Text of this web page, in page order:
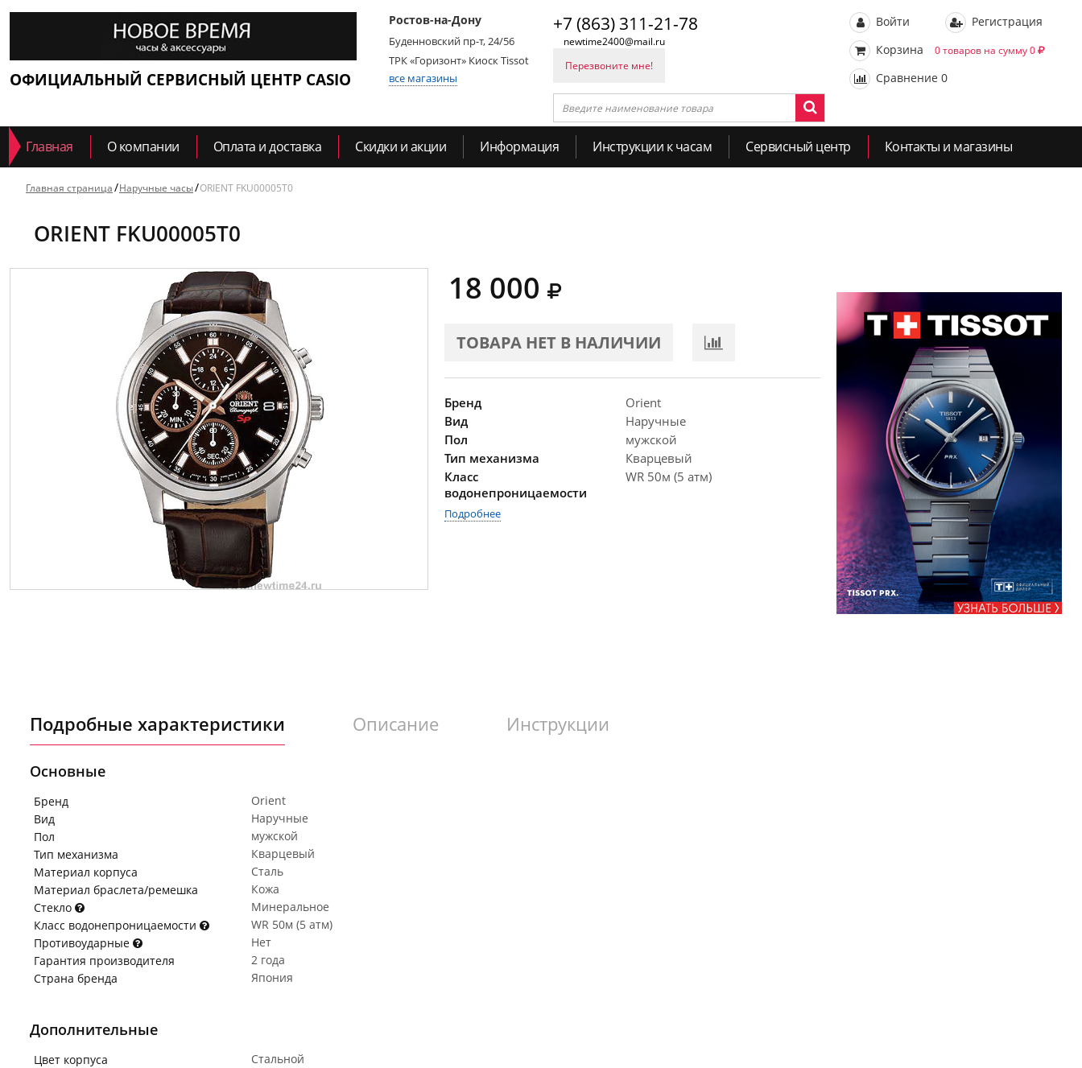
ОФИЦИАЛЬНЫЙ СЕРВИСНЫЙ ЦЕНТР CASIO
Ростов-на-Дону
Буденновский пр-т, 24/56
ТРК «Горизонт» Киоск Tissot
все магазины
+7 (863) 311-21-78
newtime2400@mail.ru
Перезвоните мне!
Войти
Регистрация
Корзина
0 товаров на сумму 0
Сравнение 0
Главная О компании Оплата и доставка Скидки и акции Информация Инструкции к часам Сервисный центр Контакты и магазины
Главная страница Наручные часы ORIENT FKU00005T0
ORIENT FKU00005T0
18 000
ТОВАРА НЕТ В НАЛИЧИИ
Бренд
Orient
Вид
Наручные
Пол
мужской
Тип механизма
Кварцевый
Класс
водонепроницаемости
WR 50м (5 атм)
Подробнее
Подробные характеристики Описание Инструкции
Основные
Бренд
Orient
Вид
Наручные
Пол
мужской
Тип механизма
Кварцевый
Материал корпуса
Сталь
Материал браслета/ремешка
Кожа
Стекло
Минеральное
Класс водонепроницаемости
WR 50м (5 атм)
Противоударные
Нет
Гарантия производителя
2 года
Страна бренда
Япония
Дополнительные
Цвет корпуса
Стальной